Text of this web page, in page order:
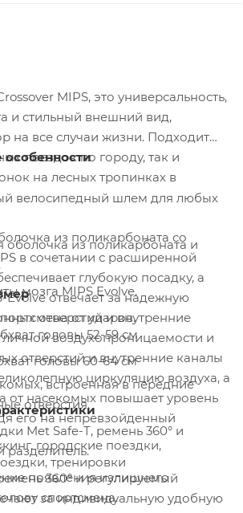
MIPS, это универсальность,
и стильный внешний вид,
на все случаи жизни. Подходит
поездок по городу, так и
на лесных тропинках в
из поликарбоната со
в сочетании с расширенной
глубокую посадку, а
Evolve отвечает за надежную
от ударов.
отверстий и внутренние каналы
циркуляцию воздуха, а
от насекомых повышает уровень
его на непревзойденный
360° и регулируемый
за индивидуальную удобную
велосипедный шлем для любых
из поликарбоната и
мозга MIPS Evolve.
отверстий и внутренние
воздухопроницаемости и
встроенная в передние
отверстия.
Met Safe-T, ремень 360° и
разделитель.
появления излишнего
спортсмена.
головы 52-59 см
головы 60-64 см
городские поездки,
тренировки